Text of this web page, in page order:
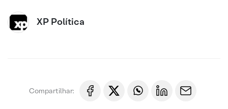
XP Política
Compartilhar: